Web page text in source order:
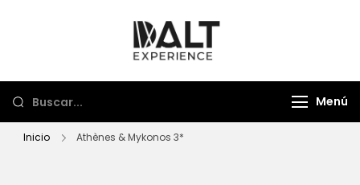
Menú
Inicio Athènes & Mykonos 3*